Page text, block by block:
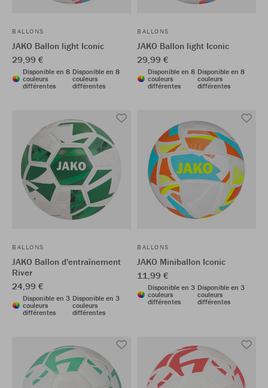
BALLONS
JAKO Ballon light Iconic
29,99 €
Disponible en 8
couleurs
différentes
Disponible en 8
couleurs
différentes
BALLONS
JAKO Ballon light Iconic
29,99 €
Disponible en 8
couleurs
différentes
Disponible en 8
couleurs
différentes
BALLONS
JAKO Ballon d'entraînement
River
24,99 €
Disponible en 3
couleurs
différentes
Disponible en 3
couleurs
différentes
BALLONS
JAKO Miniballon Iconic
11,99 €
Disponible en 3
couleurs
différentes
Disponible en 3
couleurs
différentes